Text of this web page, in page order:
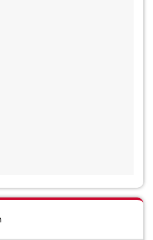
1
1
1
1
1